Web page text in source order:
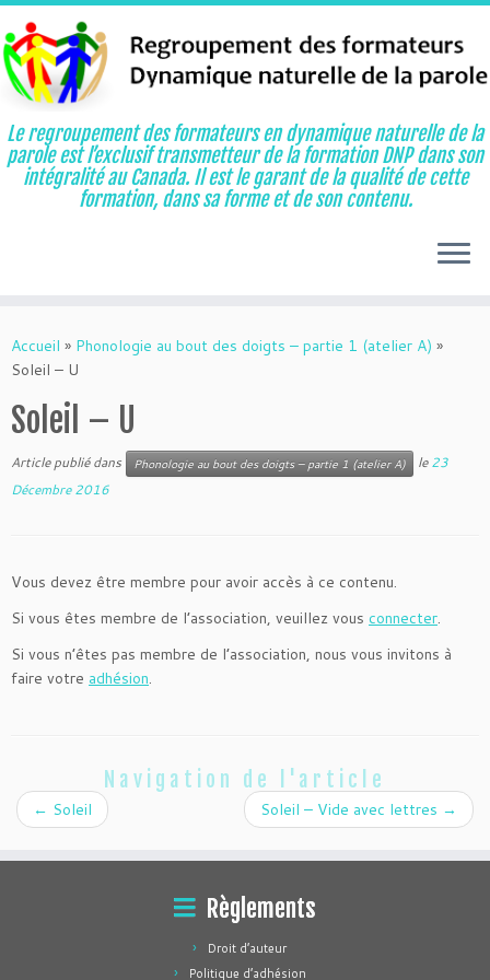
au
contenu
Le regroupement des formateurs en dynamique naturelle de la
parole est l’exclusif transmetteur de la formation DNP dans son
intégralité au Canada. Il est le garant de la qualité de cette
formation, dans sa forme et de son contenu.
Accueil » Phonologie au bout des doigts – partie 1 (atelier A) »
Soleil – U
Soleil – U
Article publié dans Phonologie au bout des doigts – partie 1 (atelier A) le23
Décembre 2016
Vous devez être membre pour avoir accès à ce contenu.
Si vous êtes membre de l’association, veuillez vous connecter.
Si vous n’êtes pas membre de l’association, nous vous invitons à
faire votre adhésion.
Navigation de l'article
← Soleil Soleil – Vide avec lettres →
Règlements
Droit d’auteur
Politique d’adhésion